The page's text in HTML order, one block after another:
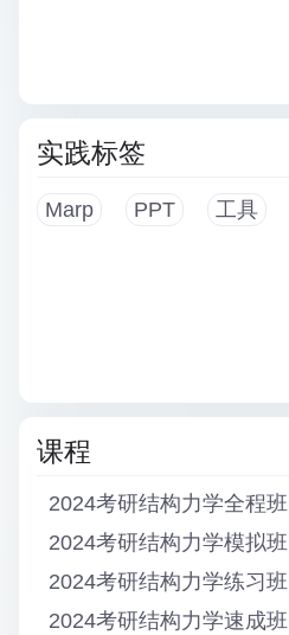
实践标签
Marp PPT 工具
课程
2024考研结构力学全程班
2024考研结构力学模拟班
2024考研结构力学练习班
2024考研结构力学速成班